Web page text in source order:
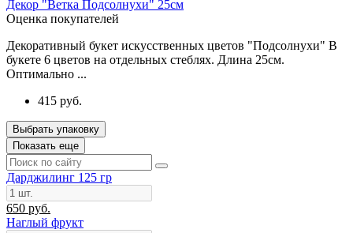
Декор "Ветка Подсолнухи" 25см
Оценка покупателей
Декоративный букет искусственных цветов "Подсолнухи" В
букете 6 цветов на отдельных стеблях. Длина 25см.
Оптимально ...
415 руб.
Выбрать упаковку
Показать еще
Дарджилинг 125 гр
650 руб.
Наглый фрукт